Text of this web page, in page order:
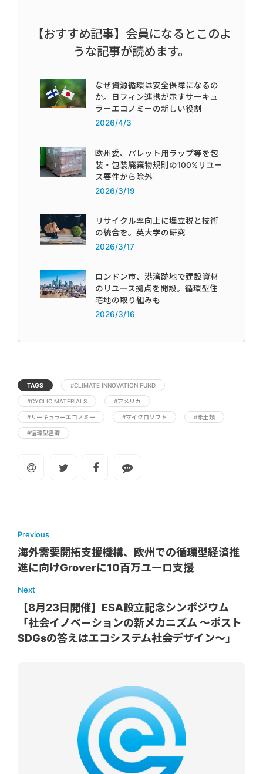
【おすすめ記事】会員になるとこのよ
うな記事が読めます。
なぜ資源循環は安全保障になるの
か。日フィン連携が示すサーキュ
ラーエコノミーの新しい役割
2026/4/3
欧州委、パレット用ラップ等を包
装・包装廃棄物規則の100%リユー
ス要件から除外
2026/3/19
リサイクル率向上に埋立税と技術
の統合を。英大学の研究
2026/3/17
ロンドン市、港湾跡地で建設資材
のリユース拠点を開設。循環型住
宅地の取り組みも
2026/3/16
TAGS #CLIMATE INNOVATION FUND
#CYCLIC MATERIALS #アメリカ
#サーキュラーエコノミー #マイクロソフト #希土類
#循環型経済
Previous
海外需要開拓支援機構、欧州での循環型経済推
進に向けGroverに10百万ユーロ支援
Next
【8月23日開催】ESA設立記念シンポジウム
「社会イノベーションの新メカニズム ～ポスト
SDGsの答えはエコシステム社会デザイン～」